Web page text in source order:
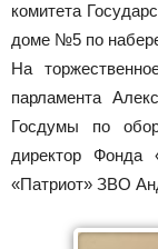
комитета
доме №5 по
На
парламента
Госдумы по
директор Фонда
«Патриот» ЗВО